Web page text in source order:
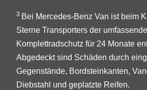
3 Bei Mercedes-Benz Van ist beim
Sterne Transporters der umfassende
Komplettradschutz für 24 Monate
Abgedeckt sind Schäden durch
Gegenstände, Bordsteinkanten,
Diebstahl und geplatzte Reifen.